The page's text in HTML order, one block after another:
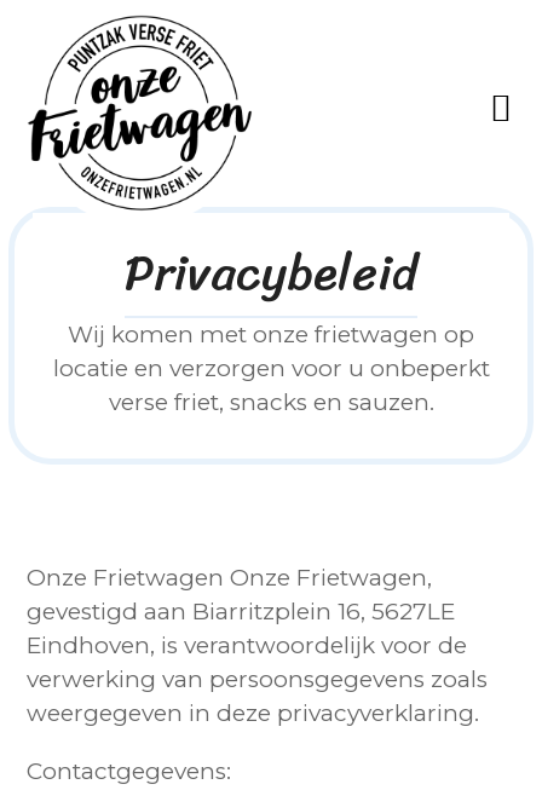
Privacybeleid
Wij komen met onze frietwagen op
locatie en verzorgen voor u onbeperkt
verse friet, snacks en sauzen.
Onze Frietwagen Onze Frietwagen,
gevestigd aan Biarritzplein 16, 5627LE
Eindhoven, is verantwoordelijk voor de
verwerking van persoonsgegevens zoals
weergegeven in deze privacyverklaring.
Contactgegevens: